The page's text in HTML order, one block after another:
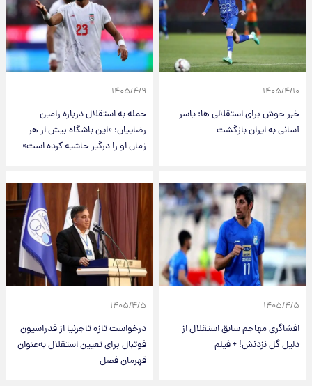
۱۴۰۵/۴/۱۰
خبر خوش برای استقلالی ها: یاسر
آسانی به ایران بازگشت
۱۴۰۵/۴/۹
حمله به استقلال درباره رامین
رضاییان؛ «این باشگاه بیش از هر
زمان او را درگیر حاشیه کرده است»
۱۴۰۵/۴/۵
افشاگری مهاجم سابق استقلال از
دلیل گل نزدنش! + فیلم
۱۴۰۵/۴/۵
درخواست تازه تاجرنیا از فدراسیون
فوتبال برای تعیین استقلال به‌عنوان
قهرمان فصل